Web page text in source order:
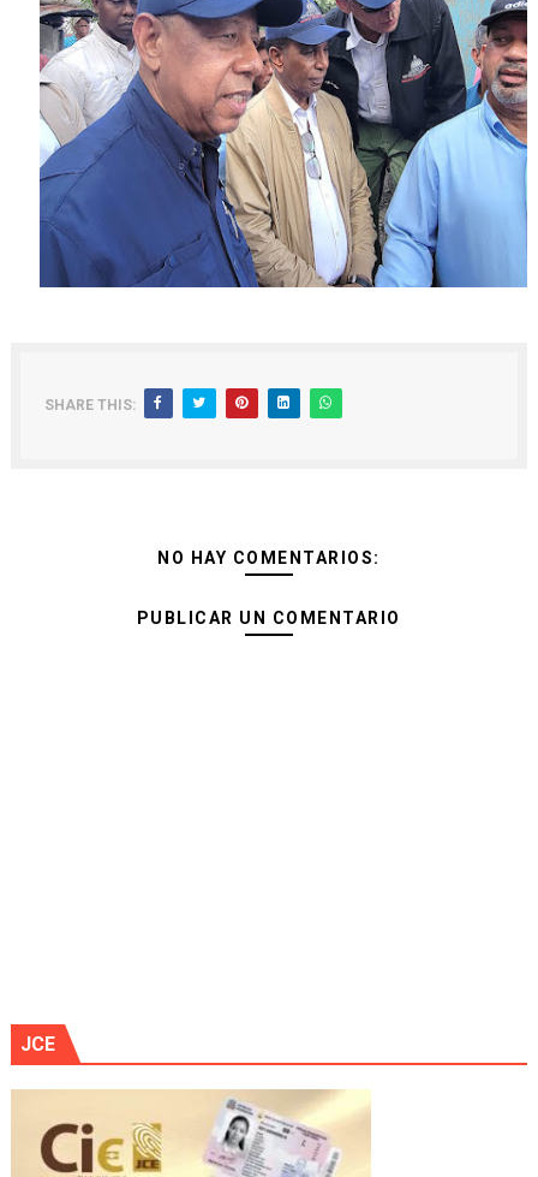
SHARE THIS:
NO HAY COMENTARIOS:
PUBLICAR UN COMENTARIO
JCE